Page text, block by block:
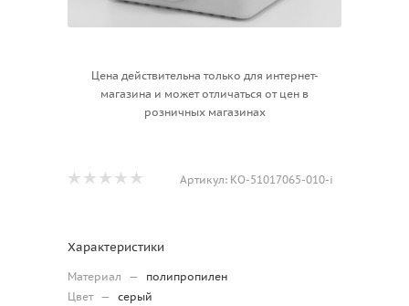
Цена действительна только для интернет-
магазина и может отличаться от цен в
розничных магазинах
Артикул: КО-51017065-010-i
Характеристики
Материал —
полипропилен
Цвет — серый